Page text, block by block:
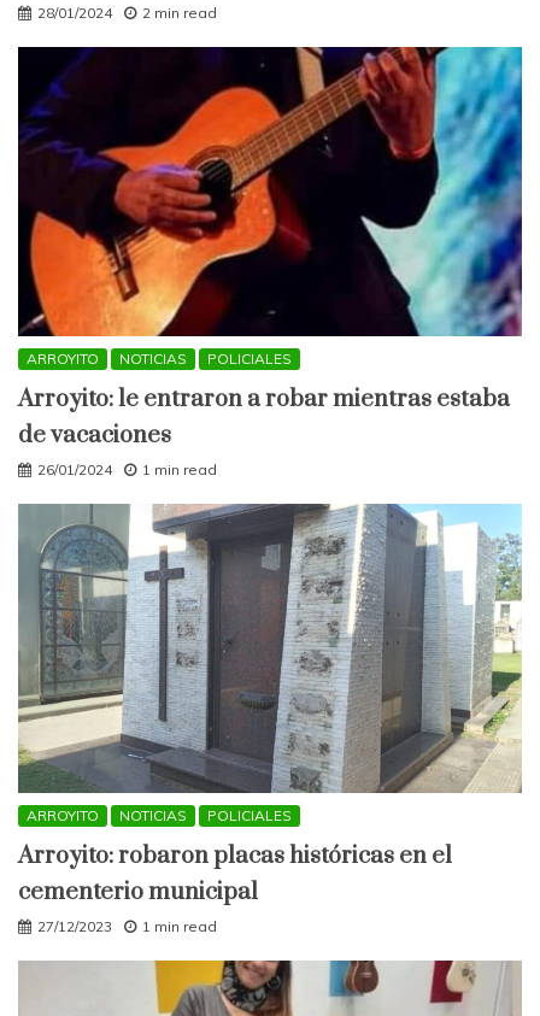
28/01/2024 2 min read
ARROYITO NOTICIAS POLICIALES
Arroyito: le entraron a robar mientras estaba
de vacaciones
26/01/2024 1 min read
ARROYITO NOTICIAS POLICIALES
Arroyito: robaron placas históricas en el
cementerio municipal
27/12/2023 1 min read